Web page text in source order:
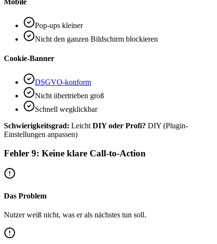
Mobile
Pop-ups kleiner
Nicht den ganzen Bildschirm blockieren
Cookie-Banner
DSGVO-konform
Nicht übertrieben groß
Schnell wegklickbar
Schwierigkeitsgrad: Leicht DIY oder Profi? DIY (Plugin-
Einstellungen anpassen)
Fehler 9: Keine klare Call-to-Action
Das Problem
Nutzer weiß nicht, was er als nächstes tun soll.